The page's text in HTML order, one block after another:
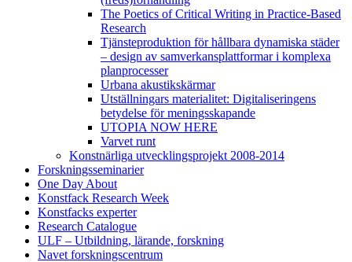
The Poetics of Critical Writing in Practice-Based
Research
Tjänsteproduktion för hållbara dynamiska städer
– design av samverkansplattformar i komplexa
planprocesser
Urbana akustikskärmar
Utställningars materialitet: Digitaliseringens
betydelse för meningsskapande
UTOPIA NOW HERE
Varvet runt
Konstnärliga utvecklingsprojekt 2008-2014
Forskningsseminarier
One Day About
Konstfack Research Week
Konstfacks experter
Research Catalogue
ULF – Utbildning, lärande, forskning
Navet forskningscentrum